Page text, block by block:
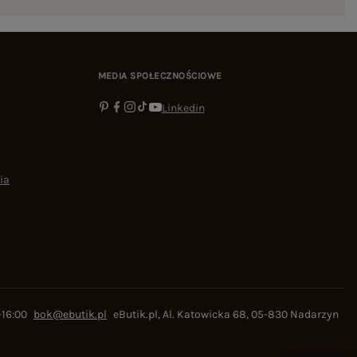
MEDIA SPOŁECZNOŚCIOWE
Linkedin
bok@ebutik.pl eButik.pl,Al. Katowicka 68,05-830 Nadarzyn